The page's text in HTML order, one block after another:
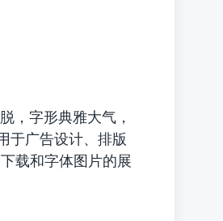
，字形典雅大气，
于广告设计、排版
载和字体图片的展